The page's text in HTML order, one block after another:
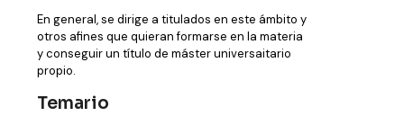
En general, se dirige a titulados en este ámbito y
otros afines que quieran formarse en la materia
y conseguir un título de máster universaitario
propio.
Temario